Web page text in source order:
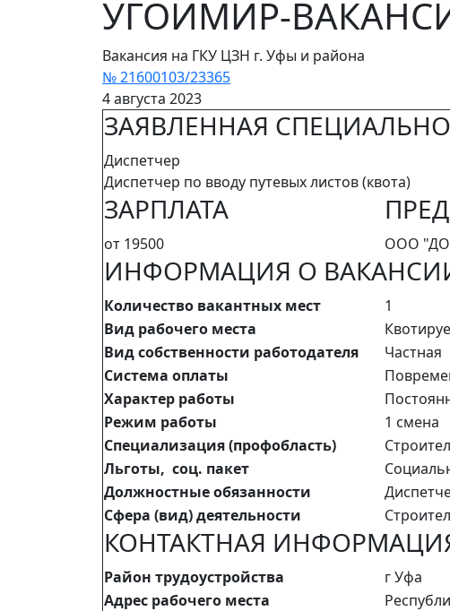
УГОИМИР-
Вакансия на ГКУ ЦЗН г. Уфы и района
№ 21600103/23365
4 августа 2023
ЗАЯВЛЕННАЯ
Диспетчер
Диспетчер по вводу путевых листов (квота)
ЗАРПЛАТА
от 19500 ООО
ИНФОРМАЦИЯ О
Количество вакантных мест
1
Вид рабочего места
Вид собственности работодателя
Частная
Система оплаты
Характер работы
Режим работы
1 смена
Специализация (профобласть)
Льготы, соц. пакет
Должностные обязанности
Сфера (вид) деятельности
КОНТАКТНАЯ
Район трудоустройства
г Уфа
Адрес рабочего места